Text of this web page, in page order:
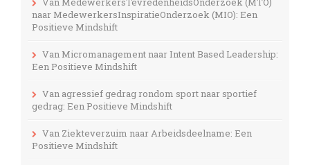
naar MedewerkersInspiratieOnderzoek (MIO): Een
Positieve Mindshift
Van Micromanagement naar Intent Based Leadership:
Een Positieve Mindshift
Van agressief gedrag rondom sport naar sportief
gedrag: Een Positieve Mindshift
Van Ziekteverzuim naar Arbeidsdeelname: Een
Positieve Mindshift